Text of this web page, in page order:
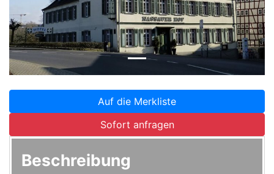
Auf die Merkliste
Sofort anfragen
Beschreibung